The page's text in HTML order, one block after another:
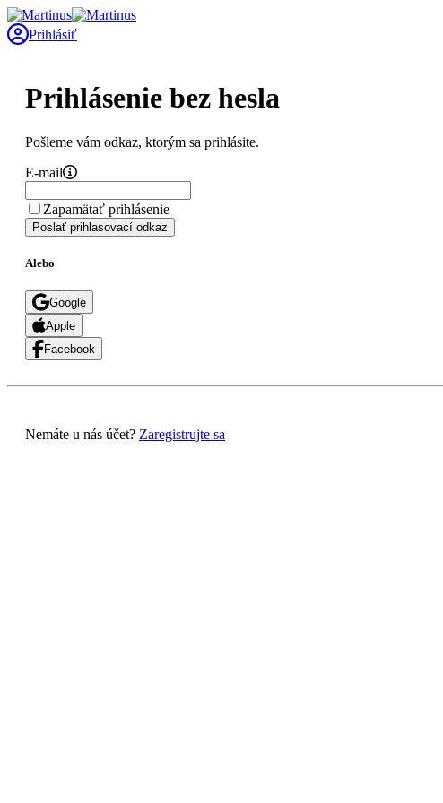
Prihlásiť
Prihlásenie bez hesla
Pošleme vám odkaz, ktorým sa prihlásite.
E-mail
Zapamätať prihlásenie
Poslať prihlasovací odkaz
Alebo
Google
Apple
Facebook
Nemáte u nás účet? Zaregistrujte sa